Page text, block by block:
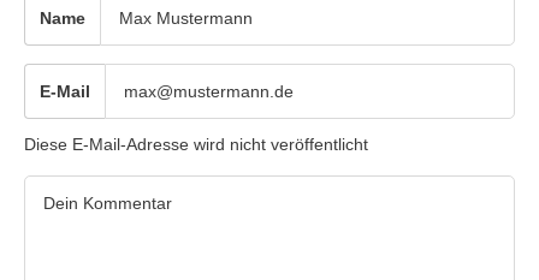
Name
E-Mail
Diese E-Mail-Adresse wird nicht veröffentlicht